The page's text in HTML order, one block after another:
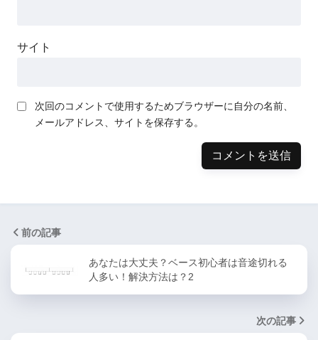
サイト
次回のコメントで使用するためブラウザーに自分の名前、
メールアドレス、サイトを保存する。
前の記事
あなたは大丈夫？ベース初心者は音途切れる
人多い！解決方法は？2
次の記事